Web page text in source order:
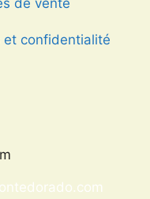
et confidentialité